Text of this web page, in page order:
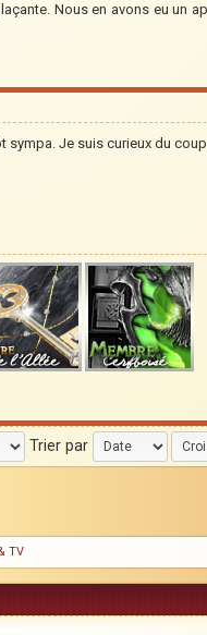
Nous en avons eu un
sympa. Je suis curieux du
Trier par
TV